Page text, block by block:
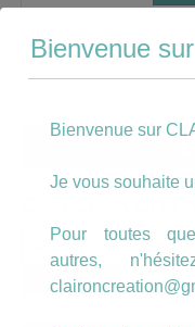
Recherche
pour :
Recherche
Bienvenue
Bienvenue sur
Je vous souhaite
Pour toutes
autres,